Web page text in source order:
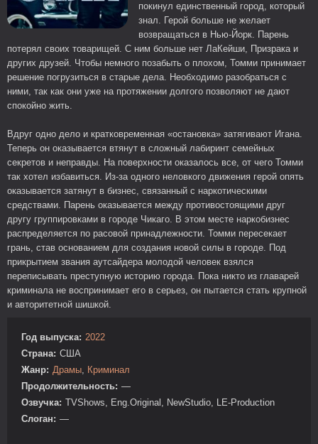
покинул единственный город, который
знал. Герой больше не желает
возвращаться в Нью-Йорк. Парень
потерял своих товарищей. С ним больше нет ЛаКейши, Призрака и
других друзей. Чтобы немного позабыть о плохом, Томми принимает
решение погрузиться в старые дела. Необходимо разобраться с
ними, так как они уже на протяжении долгого позволяют не дают
спокойно жить.
Вдруг одно дело и кратковременная «остановка» затягивают Игана.
Теперь он оказывается втянут в сложный лабиринт семейных
секретов и неправды. На поверхности оказалось все, от чего Томми
так хотел избавиться. Из-за одного неловкого движения герой опять
оказывается затянут в бизнес, связанный с наркотическими
средствами. Парень оказывается между противостоящими друг
другу группировками в городе Чикаго. В этом месте наркобизнес
распределяется по расовой принадлежности. Томми пересекает
грань, став основанием для создания новой силы в городе. Под
прикрытием звания аутсайдера молодой человек взялся
переписывать преступную историю города. Пока никто из главарей
криминала не воспринимает его в серьез, он пытается стать крупной
и авторитетной шишкой.
Год выпуска: 2022
Страна: США
Жанр: Драмы, Криминал
Продолжительность: —
Озвучка: TVShows, Eng.Original, NewStudio, LE-Production
Слоган: —